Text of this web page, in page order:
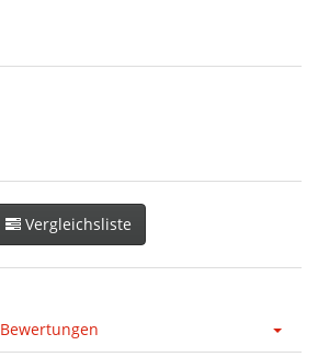
Vergleichsliste
Bewertungen